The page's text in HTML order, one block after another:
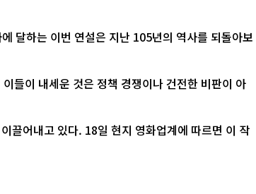
달하는 이번 연설은 지난 105년의 역사를 되돌아보
들이 내세운 것은 정책 경쟁이나 건전한 비판이 아
계에 따르면 이 작